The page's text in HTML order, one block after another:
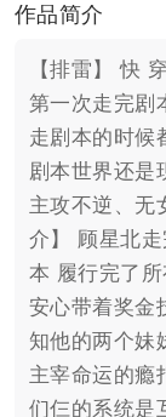
作品简介
【排雷】 快
第一次走完剧
走剧本的时候
剧本世界还是
主攻不逆、无
介】 顾星北
本 履行完了
安心带着奖金
知他的两个妹
主宰命运的瘾
们仨的系统是